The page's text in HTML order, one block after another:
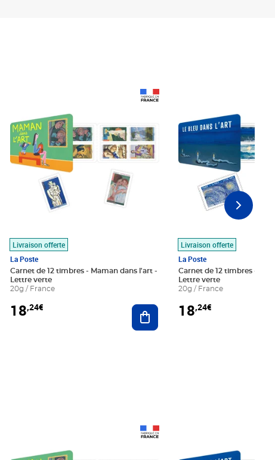
au panier
Livraison offerte
La Poste
Carnet de 12 timbres - Maman dans l'art -
Lettre verte
20g / France
18,24€ Ajouter au panier
Livraison offerte
La Poste
Carnet de 12 timbres - Le
Lettre verte
20g / France
18,24€